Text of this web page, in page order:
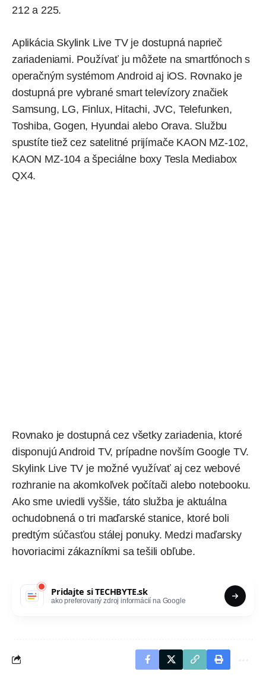
212 a 225.
Aplikácia Skylink Live TV je dostupná naprieč
zariadeniami. Používať ju môžete na smartfónoch s
operačným systémom Android aj iOS. Rovnako je
dostupná pre vybrané smart televízory značiek
Samsung, LG, Finlux, Hitachi, JVC, Telefunken,
Toshiba, Gogen, Hyundai alebo Orava. Službu
spustíte tiež cez satelitné prijímače KAON MZ-102,
KAON MZ-104 a špeciálne boxy Tesla Mediabox
QX4.
Rovnako je dostupná cez všetky zariadenia, ktoré
disponujú Android TV, prípadne novším Google TV.
Skylink Live TV je možné využívať aj cez webové
rozhranie na akomkoľvek počítači alebo notebooku.
Ako sme uviedli vyššie, táto služba je aktuálna
ochudobnená o tri maďarské stanice, ktoré boli
predtým súčasťou stálej ponuky. Medzi maďarsky
hovoriacimi zákazníkmi sa tešili obľube.
Pridajte siTECHBYTE.sk
ako preferovaný zdroj informácií na Google